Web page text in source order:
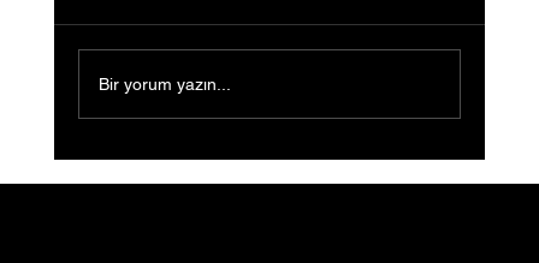
Bir yorum yazın...